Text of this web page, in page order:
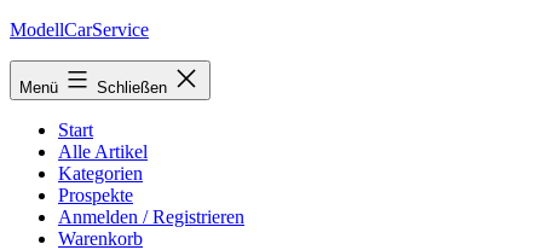
Zum
springen
ModellCarService
Menü Schließen
Start
Alle Artikel
Kategorien
Prospekte
Anmelden / Registrieren
Warenkorb